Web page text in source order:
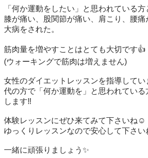
「何か運動をしたい」と思われている方
膝が痛い、股関節が痛い、肩こり、腰
大病をされた。
筋肉量を増やすことはとても大切です👍
(ウォーキングで筋肉は増えません)
女性のダイエットレッスンを指導して
代の方で「何か運動を」と思われてい
します‼️
体験レッスンにぜひ来てみて下さいね☺️
ゆっくりレッスンなので安心して下さい
一緒に頑張りましょう✨